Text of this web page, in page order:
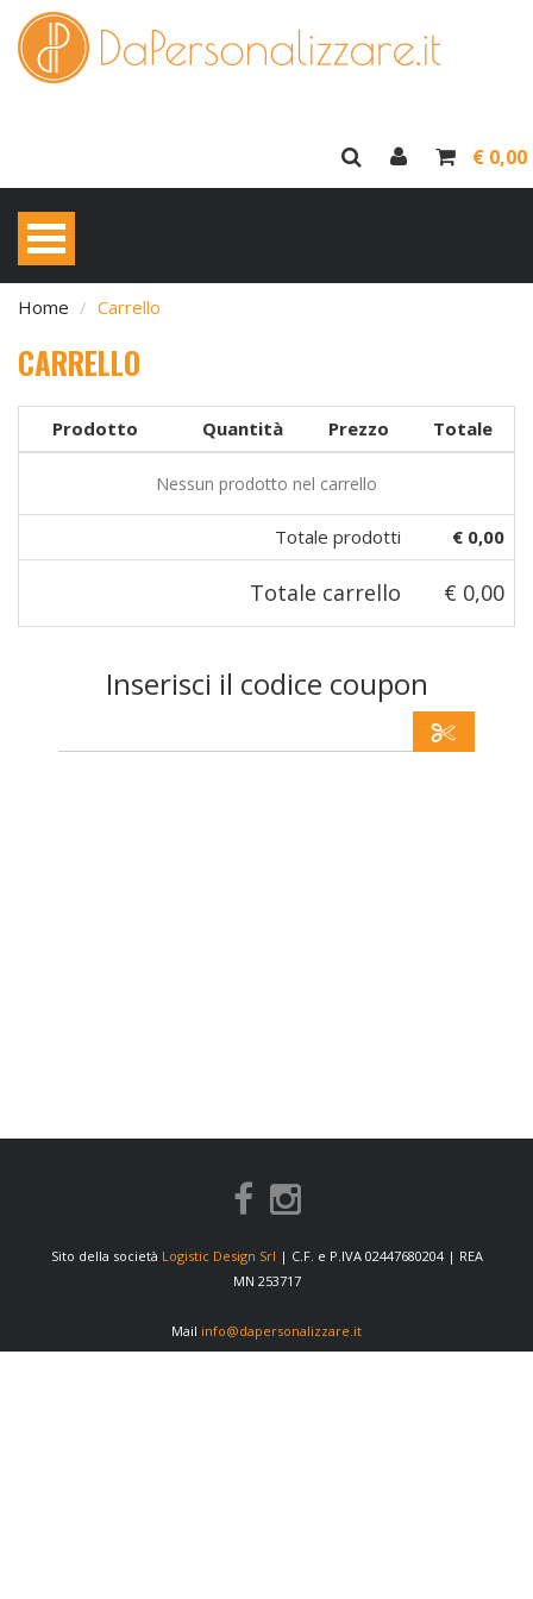
€ 0,00
Home Carrello
CARRELLO
Prodotto Quantità Prezzo Totale
Nessun prodotto nel carrello
Totale prodotti € 0,00
Totale carrello € 0,00
Inserisci il codice coupon
Sito della società Logistic Design Srl | C.F. e P.IVA 02447680204 | REA
MN 253717
Mail info@dapersonalizzare.it